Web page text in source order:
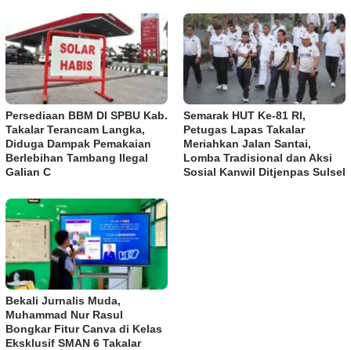
Persediaan BBM DI SPBU Kab.
Takalar Terancam Langka,
Diduga Dampak Pemakaian
Berlebihan Tambang Ilegal
Galian C
Semarak HUT Ke-81 RI,
Petugas Lapas Takalar
Meriahkan Jalan Santai,
Lomba Tradisional dan Aksi
Sosial Kanwil Ditjenpas Sulsel
Bekali Jurnalis Muda,
Muhammad Nur Rasul
Bongkar Fitur Canva di Kelas
Eksklusif SMAN 6 Takalar